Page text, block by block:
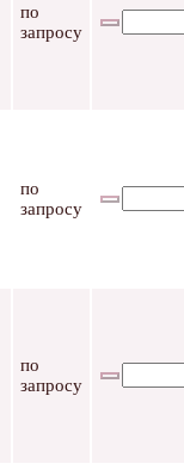
по
запросу
по
запросу
по
запросу